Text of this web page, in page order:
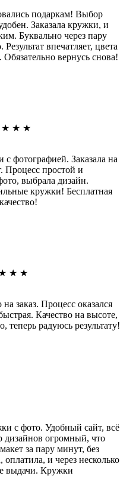
подаркам! Выбор
Заказала кружки, и
Буквально через пару
впечатляет, цвета
вернусь снова!
★ ★ ★
фотографией. Заказала на
Процесс простой и
выбрала дизайн.
кружки! Бесплатная
★ ★
заказ. Процесс оказался
Качество на высоте,
теперь радуюсь результату!
с фото. Удобный сайт, всё
огромный, что
за пару минут, без
оплатила, и через несколько
выдачи. Кружки